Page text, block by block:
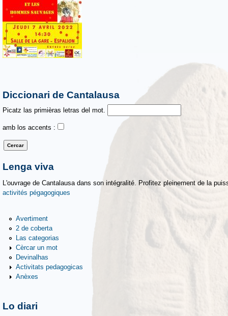
Diccionari de Cantalausa
Picatz las primièras letras del mot.
amb los accents :
Lenga viva
L'ouvrage de Cantalausa dans son intégralité. Profitez pleinement de la
activités pégagogiques
Avertiment
2 de coberta
Las categorias
Cèrcar un mot
Devinalhas
Activitats pedagogicas
Anèxes
Lo diari